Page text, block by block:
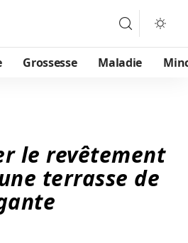
Grossesse Maladie
le revêtement
terrasse de